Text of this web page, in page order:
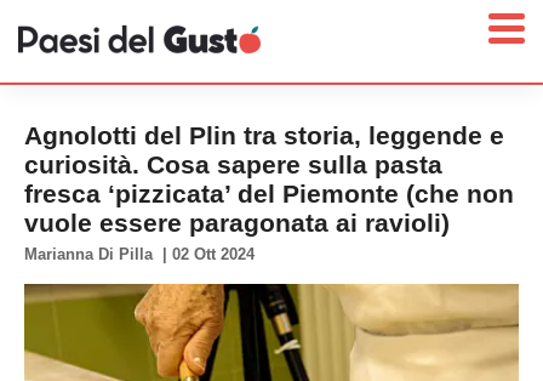
Home
News
Interviste
Prodotti
Agnolotti del Plin tra storia, leggende e
curiosità. Cosa sapere sulla pasta
fresca ‘pizzicata’ del Piemonte (che non
vuole essere paragonata ai ravioli)
Marianna Di Pilla 02 Ott 2024